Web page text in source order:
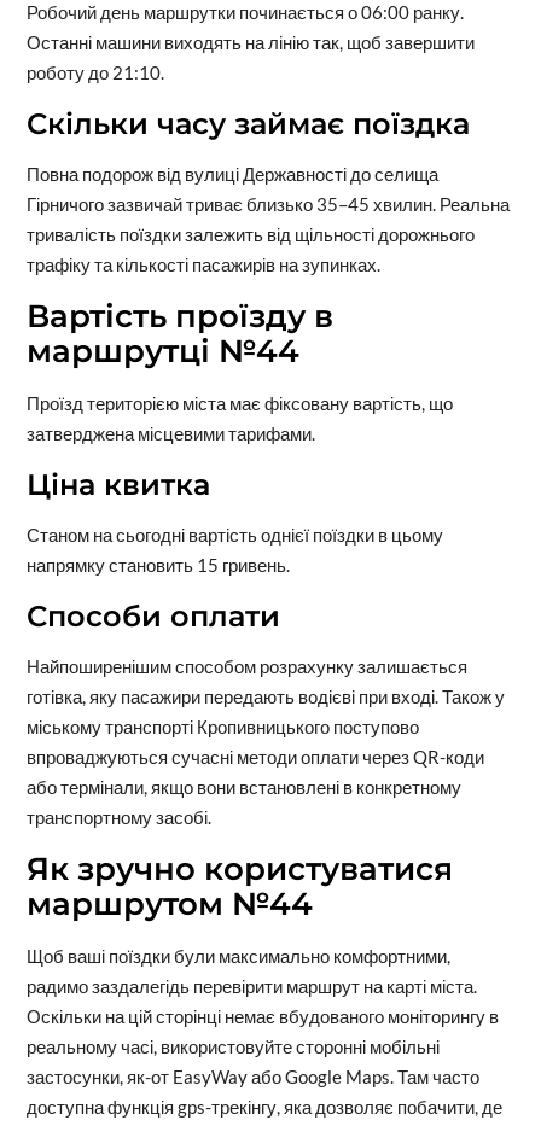
Робочий день маршрутки починається о 06:00 ранку.
Останні машини виходять на лінію так, щоб завершити
роботу до 21:10.
Скільки часу займає поїздка
Повна подорож від вулиці Державності до селища
Гірничого зазвичай триває близько 35–45 хвилин. Реальна
тривалість поїздки залежить від щільності дорожнього
трафіку та кількості пасажирів на зупинках.
Вартість проїзду в
маршрутці №44
Проїзд територією міста має фіксовану вартість, що
затверджена місцевими тарифами.
Ціна квитка
Станом на сьогодні вартість однієї поїздки в цьому
напрямку становить 15 гривень.
Способи оплати
Найпоширенішим способом розрахунку залишається
готівка, яку пасажири передають водієві при вході. Також у
міському транспорті Кропивницького поступово
впроваджуються сучасні методи оплати через QR-коди
або термінали, якщо вони встановлені в конкретному
транспортному засобі.
Як зручно користуватися
маршрутом №44
Щоб ваші поїздки були максимально комфортними,
радимо заздалегідь перевірити маршрут на карті міста.
Оскільки на цій сторінці немає вбудованого моніторингу в
реальному часі, використовуйте сторонні мобільні
застосунки, як-от EasyWay або Google Maps. Там часто
доступна функція gps-трекінгу, яка дозволяє побачити, де